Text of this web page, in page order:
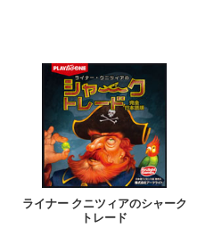
ライナー クニツィアのシャーク
トレード